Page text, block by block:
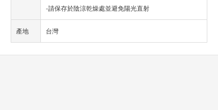
-請保存於陰涼乾燥處並避免陽光直射
產地 台灣